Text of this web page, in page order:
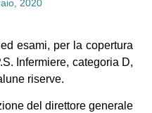
2020
esami, per la copertura
Infermiere, categoria D,
riserve.
del direttore generale